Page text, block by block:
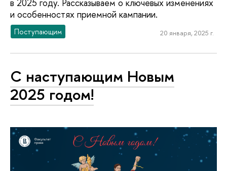
в 2025 году. Рассказываем о ключевых изменениях
и особенностях приемной кампании.
Поступающим 20 января, 2025 г.
С наступающим Новым
2025 годом!